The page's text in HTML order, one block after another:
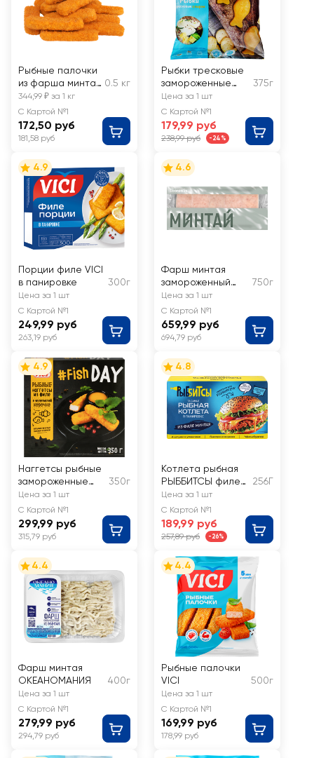
Рыбные палочки
из фарша минтая
замороженные,
обжаренные в
панировке,
весовые
0.5 кг
344,99 ₽ за 1 кг
С Картой №1
172,50 руб
181,58 руб
Рыбки тресковые
замороженные
POLAR с сыром, в
панировке
375г
Цена за 1 шт
С Картой №1
179,99 руб
238,99 руб -24%
4.9
Порции филе VICI
в панировке
300г
Цена за 1 шт
С Картой №1
249,99 руб
263,19 руб
4.6
Фарш минтая
замороженный
BOREALIS
блочный
750г
Цена за 1 шт
С Картой №1
659,99 руб
694,79 руб
4.9
Наггетсы рыбные
замороженные
VICI
панированные в
золотистой
корочке, из филе
350г
Цена за 1 шт
С Картой №1
299,99 руб
315,79 руб
4.8
Котлета рыбная
РЫББИТСЫ филе
минтая в
панировке
256Г
Цена за 1 шт
С Картой №1
189,99 руб
257,89 руб -26%
4.4
Фарш минтая
ОКЕАНОМАНИЯ
400г
Цена за 1 шт
С Картой №1
279,99 руб
294,79 руб
4.4
Рыбные палочки
VICI
500г
Цена за 1 шт
С Картой №1
169,99 руб
178,99 руб